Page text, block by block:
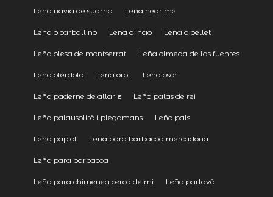
Leña navia de suarna Leña near me
Leña o carballiño Leña o incio Leña o pellet
Leña olesa de montserrat Leña olmeda de las fuentes
Leña olèrdola Leña orol Leña osor
Leña paderne de allariz Leña palas de rei
Leña palausolità i plegamans Leña pals
Leña papiol Leña para barbacoa mercadona
Leña para barbacoa
Leña para chimenea cerca de mi Leña parlavà